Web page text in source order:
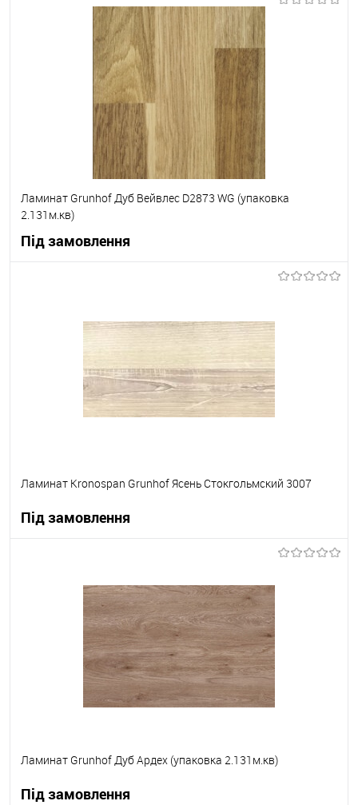
В корзину
Під замовлення
Ламинат Grunhof Дуб Вейвлес D2873 WG (упаковка
2.131м.кв)
Під замовлення
В вибране Під замовлення
Ламинат Kronospan Grunhof Ясень Стокгольмский 3007
Під замовлення
В вибране Під замовлення
Ламинат Grunhof Дуб Ардех (упаковка 2.131м.кв)
Під замовлення